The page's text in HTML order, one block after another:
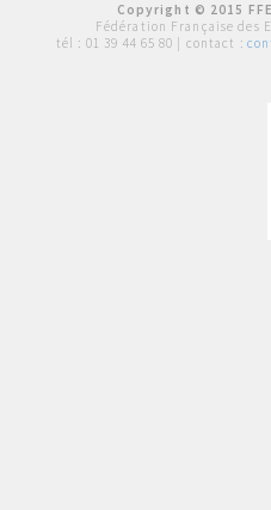
Copyright © 2015
Fédération Française des
tél : 01 39 44 65 80 | contact :